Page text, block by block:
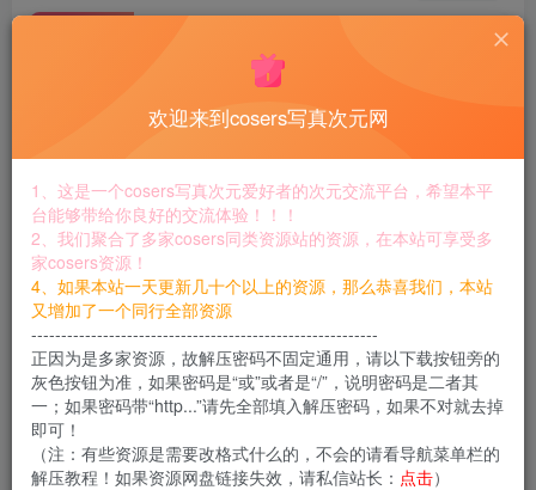
纸悦Etsu_ko – 全套28期[10.9G-2026.3]
此内容为付费资源，请付费后查看
8.8
黄金会员免费 钻石会员 免费
立即购买
您当前未登录！建议登陆后购买，可保存购买订单
付费资源
纸悦Etsu_ko全套合集，持续更新…
合集目录在预览图下面
欢迎来到cosers写真次元网
1、这是一个cosers写真次元爱好者的次元交流平台，希望本平
台能够带给你良好的交流体验！！！
2、我们聚合了多家cosers同类资源站的资源，在本站可享受多
家cosers资源！
4、如果本站一天更新几十个以上的资源，那么恭喜我们，本站
又增加了一个同行全部资源
----------------------------------------------------------
正因为是多家资源，故解压密码不固定通用，请以下载按钮旁的
灰色按钮为准，如果密码是“或”或者是“/”，说明密码是二者其
一；如果密码带“http...”请先全部填入解压密码，如果不对就去掉
即可！
（注：有些资源是需要改格式什么的，不会的请看导航菜单栏的
解压教程！如果资源网盘链接失效，请私信站长： 点击）